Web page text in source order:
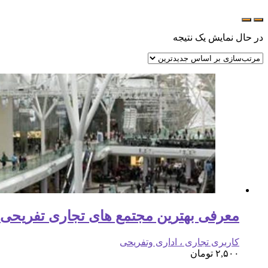
در حال نمایش یک نتیجه
معرفی بهترین مجتمع های تجاری تفریحی
کاربری تجاری ، اداری وتفریحی
۲,۵۰۰ تومان